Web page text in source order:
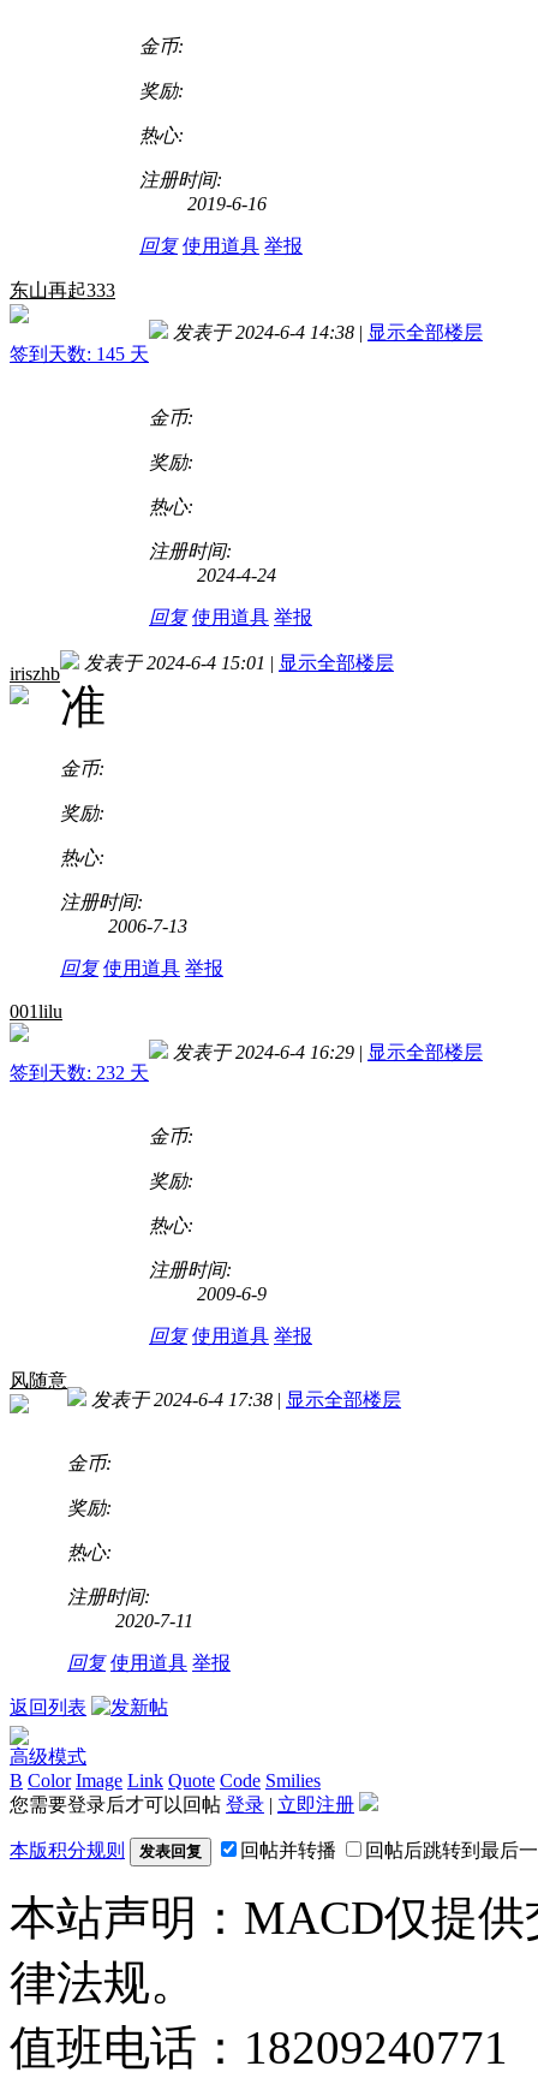
金币:
奖励:
热心:
注册时间:
2019-6-16
回复 使用道具 举报
东山再起333
签到天数: 145 天
发表于 2024-6-4 14:38 | 显示全部楼层
金币:
奖励:
热心:
注册时间:
2024-4-24
回复 使用道具 举报
iriszhb
发表于 2024-6-4 15:01 | 显示全部楼层
准
金币:
奖励:
热心:
注册时间:
2006-7-13
回复 使用道具 举报
001lilu
签到天数: 232 天
发表于 2024-6-4 16:29 | 显示全部楼层
金币:
奖励:
热心:
注册时间:
2009-6-9
回复 使用道具 举报
风随意
发表于 2024-6-4 17:38 | 显示全部楼层
金币:
奖励:
热心:
注册时间:
2020-7-11
回复 使用道具 举报
返回列表
高级模式
B Color Image Link Quote Code Smilies
您需要登录后才可以回帖 登录 | 立即注册
本版积分规则 发表回复 回帖并转播 回帖后跳转到最后
本站声明：MACD仅提
律法规。
值班电话：